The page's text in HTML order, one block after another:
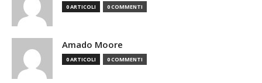
0 ARTICOLI 0 COMMENTI
Amado Moore
0 ARTICOLI 0 COMMENTI